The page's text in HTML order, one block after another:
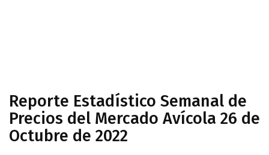
Reporte Estadístico Semanal de
Precios del Mercado Avícola 26 de
Octubre de 2022